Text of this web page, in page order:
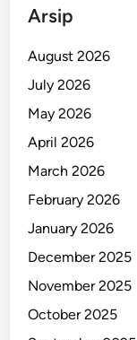
Arsip
August 2026
July 2026
May 2026
April 2026
March 2026
February 2026
January 2026
December 2025
November 2025
October 2025